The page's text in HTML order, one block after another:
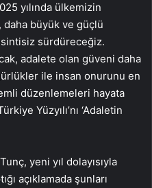
yılında ülkemizin
daha büyük ve güçlü
sürdüreceğiz.
adalete olan güveni daha
ile insan onurunu en
düzenlemeleri hayata
Yüzyılı’nı ‘Adaletin
yeni yıl dolayısıyla
açıklamada şunları